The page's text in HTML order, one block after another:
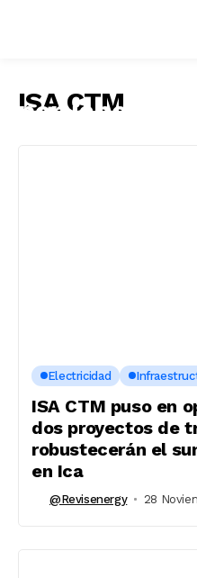
ISA CTM
Electricidad
ISA CTM puso en
dos proyectos de
robustecerán el
en Ica
@revisenergy 28